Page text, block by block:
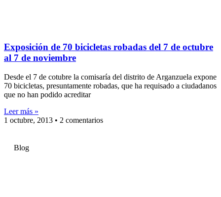
Exposición de 70 bicicletas robadas del 7 de octubre
al 7 de noviembre
Desde el 7 de cotubre la comisaría del distrito de Arganzuela expone
70 bicicletas, presuntamente robadas, que ha requisado a ciudadanos
que no han podido acreditar
Leer más »
1 octubre, 2013
2 comentarios
Blog